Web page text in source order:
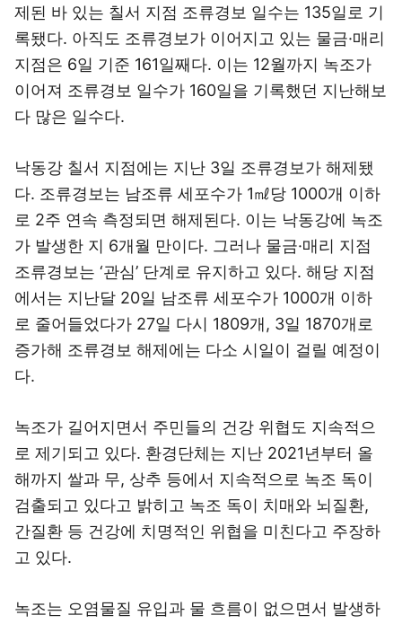
제된 바 있는 칠서 지점 조류경보 일수는 135일로 기
록됐다. 아직도 조류경보가 이어지고 있는 물금·매리
지점은 6일 기준 161일째다. 이는 12월까지 녹조가
이어져 조류경보 일수가 160일을 기록했던 지난해보
다 많은 일수다.
낙동강 칠서 지점에는 지난 3일 조류경보가 해제됐
다. 조류경보는 남조류 세포수가 1㎖당 1000개 이하
로 2주 연속 측정되면 해제된다. 이는 낙동강에 녹조
가 발생한 지 6개월 만이다. 그러나 물금·매리 지점
조류경보는 ‘관심’ 단계로 유지하고 있다. 해당 지점
에서는 지난달 20일 남조류 세포수가 1000개 이하
로 줄어들었다가 27일 다시 1809개, 3일 1870개로
증가해 조류경보 해제에는 다소 시일이 걸릴 예정이
다.
녹조가 길어지면서 주민들의 건강 위협도 지속적으
로 제기되고 있다. 환경단체는 지난 2021년부터 올
해까지 쌀과 무, 상추 등에서 지속적으로 녹조 독이
검출되고 있다고 밝히고 녹조 독이 치매와 뇌질환,
간질환 등 건강에 치명적인 위협을 미친다고 주장하
고 있다.
녹조는 오염물질 유입과 물 흐름이 없으면서 발생하